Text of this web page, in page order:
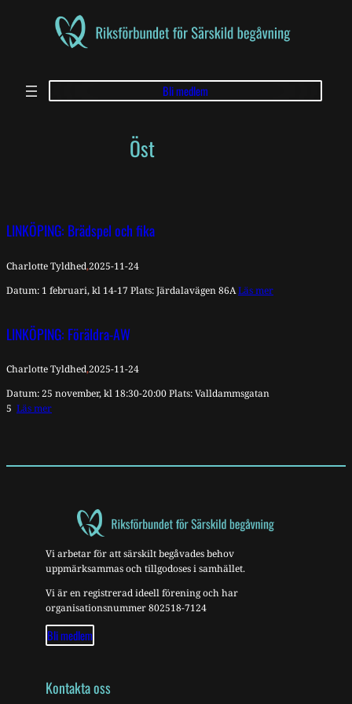
Bli medlem
Öst
LINKÖPING: Brädspel och fika
Charlotte Tyldhed,2025-11-24
Datum: 1 februari, kl 14-17 Plats: Järdalavägen 86ALäs mer
LINKÖPING: Föräldra-AW
Charlotte Tyldhed,2025-11-24
Datum: 25 november, kl 18:30-20:00 Plats: Valldammsgatan
5 Läs mer
Vi arbetar för att särskilt begåvades behov
uppmärksammas och tillgodoses i samhället.
Vi är en registrerad ideell förening och har
organisationsnummer 802518-7124
Bli medlem
Kontakta oss